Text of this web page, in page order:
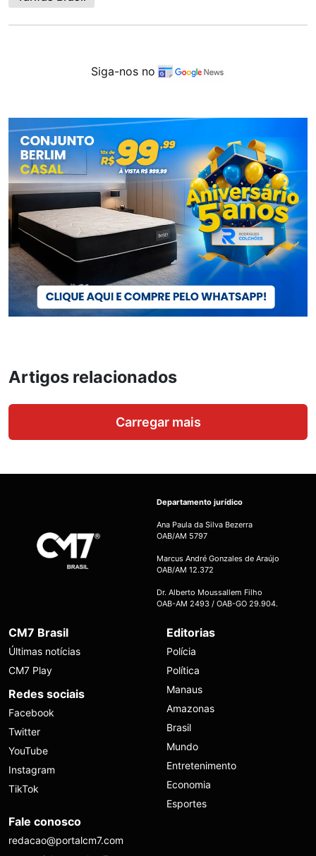
Siga-nos no
Artigos relacionados
Carregar mais
Departamento jurídico
Ana Paula da Silva Bezerra
OAB/AM 5797
Marcus André Gonzales de Araújo
OAB/AM 12.372
Dr. Alberto Moussallem Filho
OAB-AM 2493 / OAB-GO 29.904.
CM7 Brasil
Últimas notícias
CM7 Play
Redes sociais
Facebook
Twitter
YouTube
Instagram
TikTok
Editorias
Polícia
Política
Manaus
Amazonas
Brasil
Mundo
Entretenimento
Economia
Esportes
Fale conosco
redacao@portalcm7.com